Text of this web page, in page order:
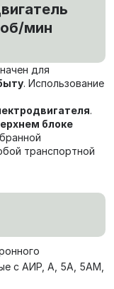
мин
для
. Использование
.
блоке
транспортной
с АИР, А, 5А, 5АМ,